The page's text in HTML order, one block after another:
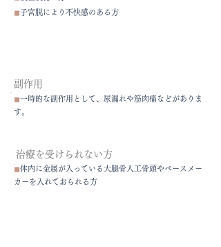
◼︎子宮脱により不快感のある方
副作用
◼︎一時的な副作用として、尿漏れや筋肉痛などがありま
す。
治療を受けられない方
◼︎体内に金属が入っている大腿骨人工骨頭やペースメー
カーを入れておられる方